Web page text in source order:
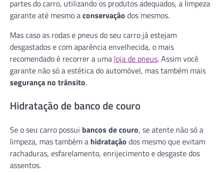
partes do carro, utilizando os produtos adequados, a limpeza
garante até mesmo aconservação dos mesmos.
Mas caso as rodas e pneus do seu carro já estejam
desgastados e com aparência envelhecida, o mais
recomendado é recorrer a uma loja de pneus. Assim você
garante não só a estética do automóvel, mas também mais
segurança no trânsito.
Hidratação de banco de couro
Se o seu carro possui bancos de couro, se atente não só a
limpeza, mas também a hidratação dos mesmo que evitam
rachaduras, esfarelamento, enrijecimento e desgaste dos
assentos.